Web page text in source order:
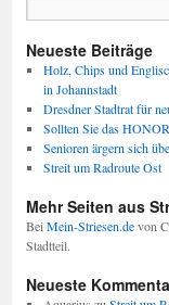
Neueste Beiträge
Holz, Chips und
in Johannstadt
Dresdner Stadtrat für
Sollten Sie das
Senioren ärgern sich
Streit um Radroute Ost
Mehr Seiten aus
Bei Mein-Striesen.devon
Stadtteil.
Neueste